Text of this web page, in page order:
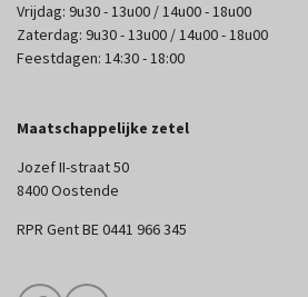
Vrijdag: 9u30 - 13u00 / 14u00 - 18u00
Zaterdag: 9u30 - 13u00 / 14u00 - 18u00
Feestdagen: 14:30 - 18:00
Maatschappelijke zetel
Jozef II-straat 50
8400 Oostende
RPR Gent BE 0441 966 345